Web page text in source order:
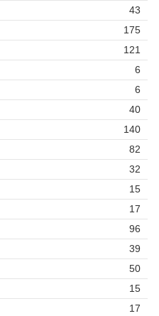
43
175
121
6
6
40
140
82
32
15
17
96
39
50
15
17